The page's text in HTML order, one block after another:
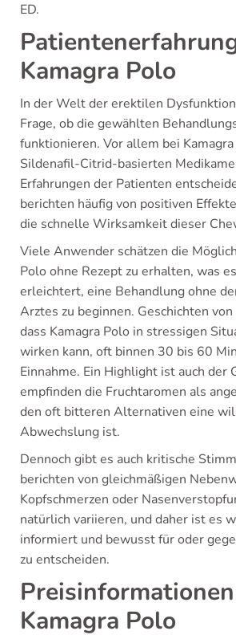
ED.
Kamagra Polo
In der Welt der erektilen
Frage, ob die gewählten
funktionieren. Vor allem bei
Sildenafil-Citrid-basierten
Erfahrungen der Patienten
berichten häufig von positiven
die schnelle Wirksamkeit dieser
Viele Anwender schätzen die
Polo ohne Rezept zu erhalten, was
erleichtert, eine Behandlung ohne
Arztes zu beginnen. Geschichten
dass Kamagra Polo in stressigen
wirken kann, oft binnen 30 bis 60
Einnahme. Ein Highlight ist auch der
empfinden die Fruchtaromen als
den oft bitteren Alternativen eine
Abwechslung ist.
Dennoch gibt es auch kritische
berichten von gleichmäßigen
Kopfschmerzen oder
natürlich variieren, und daher ist es
informiert und bewusst für oder
zu entscheiden.
Kamagra Polo